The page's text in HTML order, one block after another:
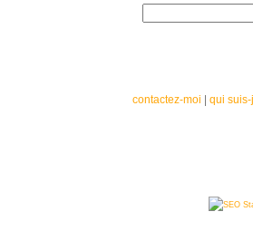
contactez-moi qui